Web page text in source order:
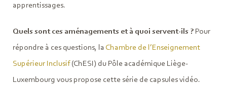
apprentissages.
Quels sont ces aménagements et à quoi servent-ils ? Pour
répondre à ces questions, la Chambre de l’Enseignement
Supérieur Inclusif(ChESI) du Pôle académique Liège-
Luxembourg vous propose cette série de capsules vidéo.